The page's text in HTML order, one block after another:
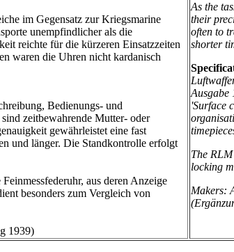
im Gegensatz zur Kriegsmarine
unempfindlicher als die
reichte für die kürzeren Einsatzzeiten
waren die Uhren nicht kardanisch
Bedienungs- und
zeitbewahrende Mutter- oder
gewährleistet eine fast
und länger. Die Standkontrolle erfolgt
aus deren Anzeige
besonders zum Vergleich von
1939)
As the
their
often to
shorter
Ausgabe
'Surface
The
locking
Makers: